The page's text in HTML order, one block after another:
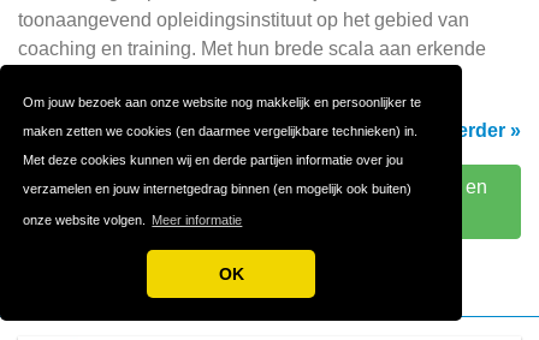
Om jouw bezoek aan onze website nog makkelijk en persoonlijker te
maken zetten we cookies (en daarmee vergelijkbare technieken) in.
Met deze cookies kunnen wij en derde partijen informatie over jou
verzamelen en jouw internetgedrag binnen (en mogelijk ook buiten)
onze website volgen. Meer informatie
OK
toonaangevend opleidingsinstituut op het gebied van
coaching en training. Met hun brede scala aan erkende
Lees verder »
Bezoek Balansgroep Coachopleiding, coaching en
training